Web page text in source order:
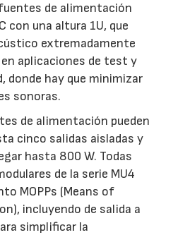
de alimentación
con una altura 1U, que
extremadamente
aplicaciones de test y
donde hay que minimizar
sonoras.
de alimentación pueden
cinco salidas aisladas y
hasta 800 W. Todas
de la serie MU4
MOPPs (Means of
incluyendo de salida a
simplificar la